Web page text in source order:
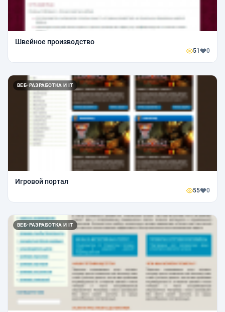
Швейное производство
51 0
ВЕБ-РАЗРАБОТКА И IT
Игровой портал
55 0
ВЕБ-РАЗРАБОТКА И IT